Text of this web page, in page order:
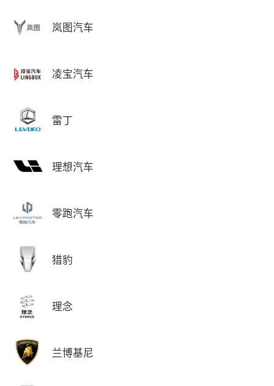
岚图汽车
凌宝汽车
雷丁
理想汽车
零跑汽车
猎豹
理念
兰博基尼